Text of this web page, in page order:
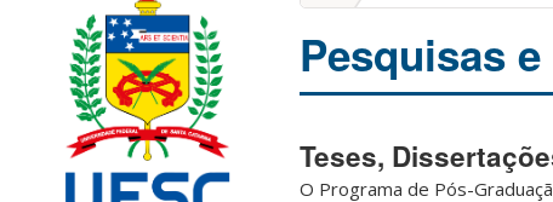
Pesquisas
Teses,
O Programa de Pós-